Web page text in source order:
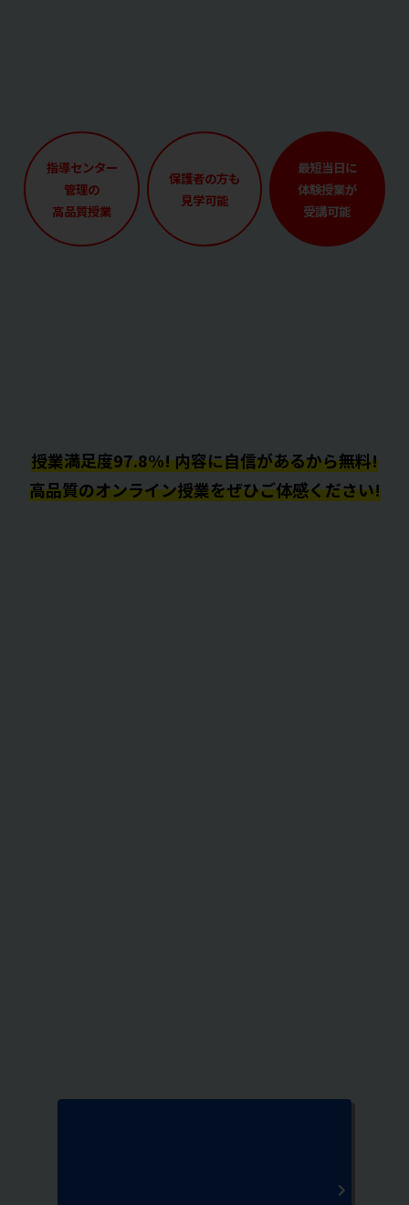
指導センター
管理の
高品質授業
保護者の方も
見学可能
最短当日に
体験授業が
受講可能
授業満足度97.8%! 内容に自信があるから無料!
高品質のオンライン授業をぜひご体感ください!